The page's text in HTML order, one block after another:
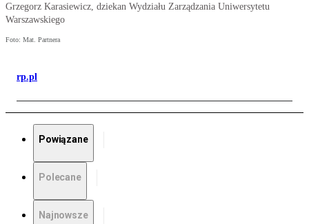
Grzegorz Karasiewicz, dziekan Wydziału Zarządzania Uniwersytetu
Warszawskiego
Foto: Mat. Partnera
rp.pl
Powiązane
Polecane
Najnowsze